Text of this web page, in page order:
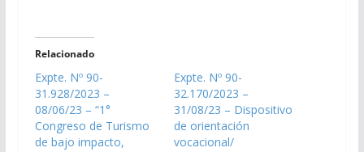
Relacionado
Expte. Nº 90-
31.928/2023 –
08/06/23 – “1°
Congreso de Turismo
de bajo impacto,
Expte. Nº 90-
32.170/2023 –
31/08/23 – Dispositivo
de orientación
vocacional/